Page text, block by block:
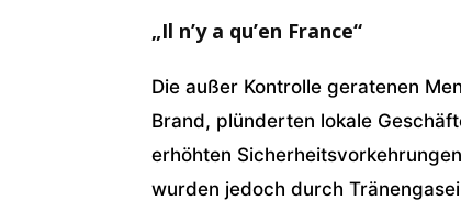
„Il n’y a qu’en France“
Die außer Kontrolle geratenen
Brand, plünderten lokale
erhöhten
wurden jedoch durch